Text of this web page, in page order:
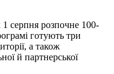
1 серпня розпочне 100-
готують три
а також
й партнерської